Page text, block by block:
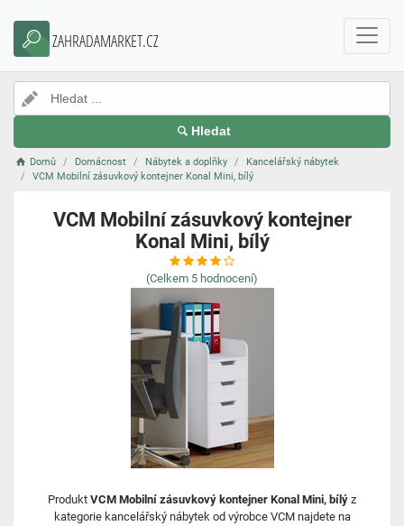
ZAHRADAMARKET.CZ
Hledat
Domů Domácnost Nábytek a doplňky
Kancelářský nábytek
VCM Mobilní zásuvkový kontejner Konal Mini, bílý
VCM Mobilní zásuvkový kontejner
Konal Mini, bílý
(Celkem 5 hodnocení)
Produkt VCM Mobilní zásuvkový kontejner Konal Mini, bílý z
kategorie kancelářský nábytek od výrobce VCM najdete na